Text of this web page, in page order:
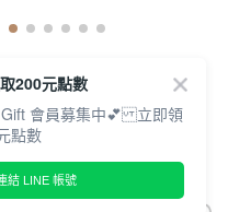
SALE
Alice聯名-優雅芭蕾低跟瑪
珍鞋 杏漆
$2080 TWD $1768
200元點數
會員募集中💕 立即領
點數
結 LINE 帳號